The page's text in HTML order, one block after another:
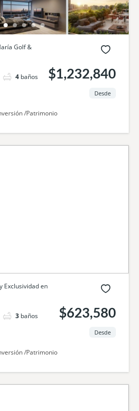
Golf &
4 baños
$1,232,840
Desde
/Patrimonio
Exclusividad en
3 baños
$623,580
Desde
/Patrimonio